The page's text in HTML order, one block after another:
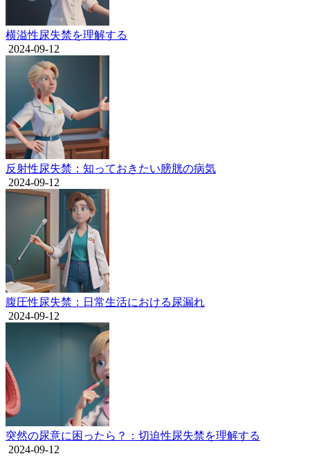
横溢性尿失禁を理解する
2024-09-12
反射性尿失禁：知っておきたい膀胱の病気
2024-09-12
腹圧性尿失禁：日常生活における尿漏れ
2024-09-12
突然の尿意に困ったら？：切迫性尿失禁を理解する
2024-09-12